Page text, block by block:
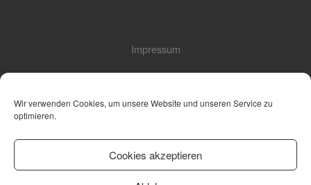
Wir verwenden Cookies, um unsere Website und unseren Service zu
optimieren.
Cookies akzeptieren
Impressum
Marcel Otten Fotodesign